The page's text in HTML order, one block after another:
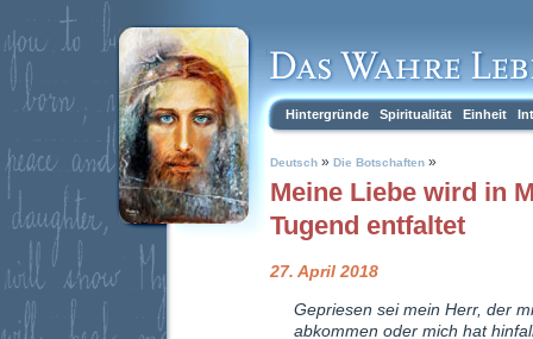
Hintergründe Spiritualität Einheit
Deutsch » Die Botschaften »
Meine Liebe wird in
Tugend entfaltet
27. April 2018
Gepriesen sei mein Herr, der
abkommen oder mich hat